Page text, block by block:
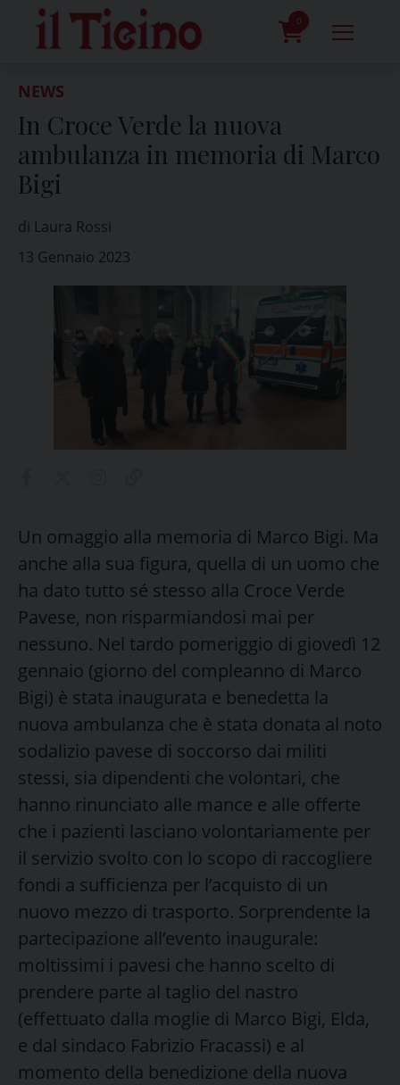
content
0
NEWS
In Croce Verde la nuova
ambulanza in memoria di Marco
Bigi
di Laura Rossi
13 Gennaio 2023
Un omaggio alla memoria di Marco Bigi. Ma
anche alla sua figura, quella di un uomo che
ha dato tutto sé stesso alla Croce Verde
Pavese, non risparmiandosi mai per
nessuno. Nel tardo pomeriggio di giovedì 12
gennaio (giorno del compleanno di Marco
Bigi) è stata inaugurata e benedetta la
nuova ambulanza che è stata donata al noto
sodalizio pavese di soccorso dai militi
stessi, sia dipendenti che volontari, che
hanno rinunciato alle mance e alle offerte
che i pazienti lasciano volontariamente per
il servizio svolto con lo scopo di raccogliere
fondi a sufficienza per l’acquisto di un
nuovo mezzo di trasporto. Sorprendente la
partecipazione all’evento inaugurale:
moltissimi i pavesi che hanno scelto di
prendere parte al taglio del nastro
(effettuato dalla moglie di Marco Bigi, Elda,
e dal sindaco Fabrizio Fracassi) e al
momento della benedizione della nuova